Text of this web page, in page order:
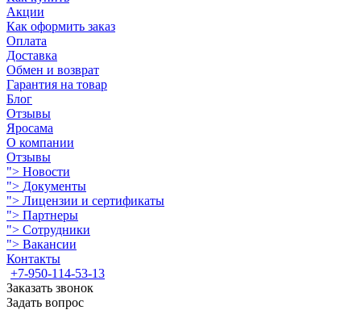
Акции
Как оформить заказ
Оплата
Доставка
Обмен и возврат
Гарантия на товар
Блог
Отзывы
Яросама
О компании
Отзывы
"> Новости
"> Документы
"> Лицензии и сертификаты
"> Партнеры
"> Сотрудники
"> Вакансии
Контакты
+7-950-114-53-13
Заказать звонок
Задать вопрос